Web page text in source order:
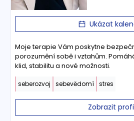
Ukázat
Moje terapie Vám poskytne
porozumění sobě i vztahům.
klid, stabilitu a nové možnosti.
seberozvoj sebevědomí stres
Zobrazit